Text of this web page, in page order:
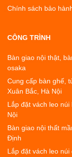
Chính sách bảo
CÔNG TRÌNH
Bàn giao nội thật,
osaka
Cung cấp bàn ghế,
Xuân Bắc, Hà Nội
Lắp đặt vách leo
Nội
Bàn giao nội thất
Định
Lắp đặt vách leo